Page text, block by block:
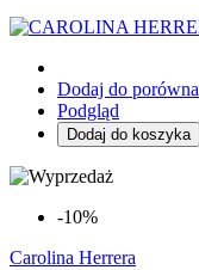
Dodaj do
Podgląd
Dodaj do koszyka
-10%
Carolina Herrera